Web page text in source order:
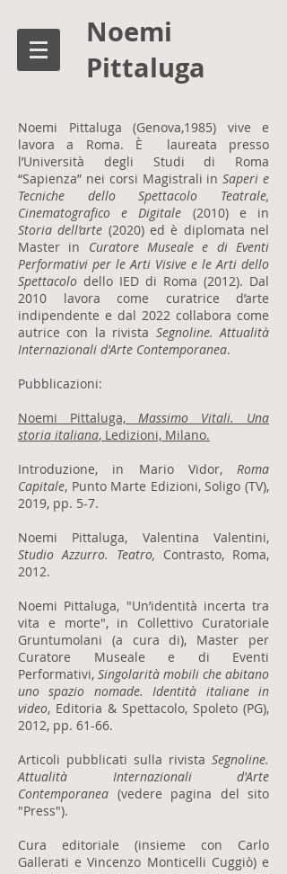
Noemi
Pittaluga
Noemi Pittaluga (Genova,1985) vive e
lavora a Roma. È laureata presso
l’Università degli Studi di Roma
“Sapienza” nei corsi Magistrali inSaperi e
Tecniche dello Spettacolo Teatrale,
Cinematografico e Digitale (2010) e in
Storia dell’arte (2020) ed è diplomata nel
Master in Curatore Museale e di Eventi
Performativi per le Arti Visive e le Arti dello
Spettacolo dello IED di Roma (2012). Dal
2010 lavora come curatrice d’arte
indipendente e dal 2022 collabora come
autrice con la rivista Segnoline. Attualità
Internazionali d'Arte Contemporanea.
Pubblicazioni:
Noemi Pittaluga, Massimo Vitali. Una
storia italiana, Ledizioni, Milano.
Introduzione, in Mario Vidor, Roma
Capitale, Punto Marte Edizioni, Soligo (TV),
2019, pp. 5-7.
Noemi Pittaluga, Valentina Valentini,
Studio Azzurro. Teatro, Contrasto, Roma,
2012.
Noemi Pittaluga, "Un’identità incerta tra
vita e morte", in Collettivo Curatoriale
Gruntumolani (a cura di), Master per
Curatore Museale e di Eventi
Performativi, Singolarità mobili che abitano
uno spazio nomade. Identità italiane in
video, Editoria & Spettacolo, Spoleto (PG),
2012, pp. 61-66.
Articoli pubblicati sulla rivista Segnoline.
Attualità Internazionali d'Arte
Contemporanea (vedere pagina del sito
"Press").
Cura editoriale (insieme con Carlo
Gallerati e Vincenzo Monticelli Cuggiò) e